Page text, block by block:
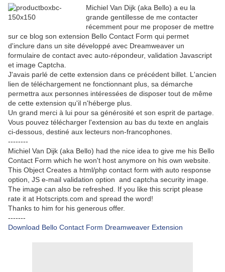
Michiel Van Dijk (aka Bello) a eu la
grande gentillesse de me contacter
récemment pour me proposer de mettre
sur ce blog son extension Bello Contact Form qui permet
d'inclure dans un site développé avec Dreamweaver un
formulaire de contact avec auto-répondeur, validation Javascript
et image Captcha.
J'avais parlé de cette extension dans ce précédent billet. L'ancien
lien de téléchargement ne fonctionnant plus, sa démarche
permettra aux personnes intéressées de disposer tout de même
de cette extension qu'il n'héberge plus.
Un grand merci à lui pour sa générosité et son esprit de partage.
Vous pouvez télécharger l'extension au bas du texte en anglais
ci-dessous, destiné aux lecteurs non-francophones.
--------
Michiel Van Dijk (aka Bello) had the nice idea to give me his Bello
Contact Form which he won't host anymore on his own website.
This Object Creates a html/php contact form with auto response
option, JS e-mail validation option and captcha security image.
The image can also be refreshed. If you like this script please
rate it at Hotscripts.com and spread the word!
Thanks to him for his generous offer.
-------
Download Bello Contact Form Dreamweaver Extension